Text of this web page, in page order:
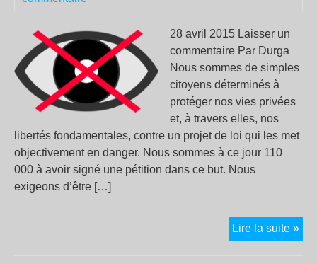
28 avril 2015 Laisser un
commentaire Par Durga
Nous sommes de simples
citoyens déterminés à
protéger nos vies privées
et, à travers elles, nos
libertés fondamentales, contre un projet de loi qui les met
objectivement en danger. Nous sommes à ce jour 110
000 à avoir signé une pétition dans ce but. Nous
exigeons d’être […]
Lire la suite »Loi
sur